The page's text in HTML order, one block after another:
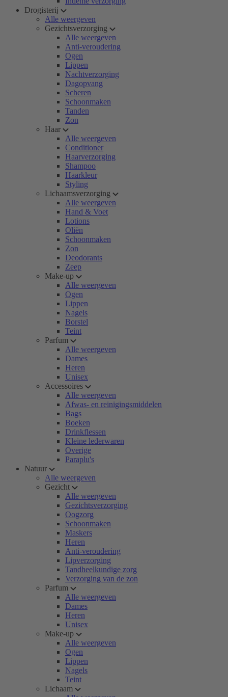
Drogisterij
Alle weergeven
Gezichtsverzorging
Alle weergeven
Anti-veroudering
Ogen
Lippen
Nachtverzorging
Dagopvang
Scheren
Schoonmaken
Tanden
Zon
Haar
Alle weergeven
Conditioner
Haarverzorging
Shampoo
Haarkleur
Styling
Lichaamsverzorging
Alle weergeven
Hand & Voet
Lotions
Oliën
Schoonmaken
Zon
Deodorants
Zeep
Make-up
Alle weergeven
Ogen
Lippen
Nagels
Borstel
Teint
Parfum
Alle weergeven
Dames
Heren
Unisex
Accessoires
Alle weergeven
Afwas- en reinigingsmiddelen
Bags
Boeken
Drinkflessen
Kleine lederwaren
Overige
Paraplu's
Natuur
Alle weergeven
Gezicht
Alle weergeven
Gezichtsverzorging
Oogzorg
Schoonmaken
Maskers
Heren
Anti-veroudering
Lipverzorging
Tandheelkundige zorg
Verzorging van de zon
Parfum
Alle weergeven
Dames
Heren
Unisex
Make-up
Alle weergeven
Ogen
Lippen
Nagels
Teint
Lichaam